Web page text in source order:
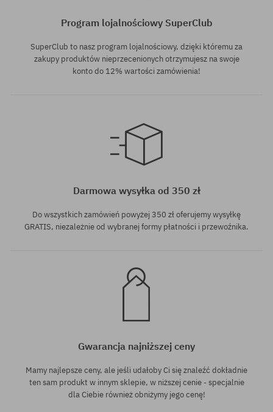
Program lojalnościowy SuperClub
SuperClub to nasz program lojalnościowy, dzięki któremu za
zakupy produktów nieprzecenionych otrzymujesz na swoje
konto do 12% wartości zamówienia!
Darmowa wysyłka od 350 zł
Do wszystkich zamówień powyżej 350 zł oferujemy wysyłkę
GRATIS, niezależnie od wybranej formy płatności i przewoźnika.
Gwarancja najniższej ceny
Mamy najlepsze ceny, ale jeśli udałoby Ci się znaleźć dokładnie
ten sam produkt w innym sklepie, w niższej cenie - specjalnie
dla Ciebie również obniżymy jego cenę!